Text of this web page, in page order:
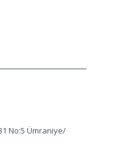
No:5 Ümraniye/